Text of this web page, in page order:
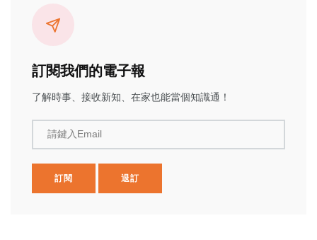
訂閱我們的電子報
了解時事、接收新知、在家也能當個知識通！
請鍵入Email
訂閱 退訂